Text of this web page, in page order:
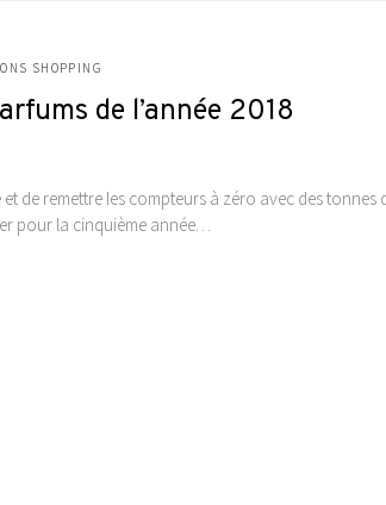
SHOPPING
de l’année 2018
de remettre les compteurs à zéro avec des tonnes
pour la cinquième année…